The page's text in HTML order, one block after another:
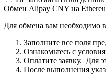
Обмен Alipay CNY на
Для обмена вам необходимо
Заполните все поля
Ознакомьтесь с
Оплатите заявку. Для
После выполнения